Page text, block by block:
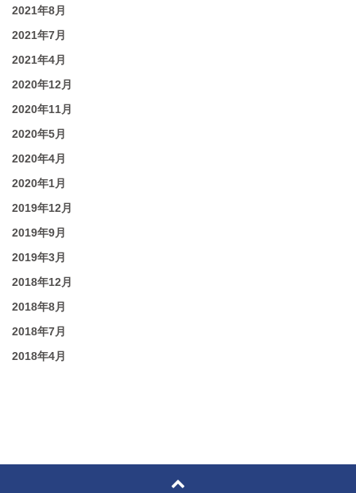
2021年8月
2021年7月
2021年4月
2020年12月
2020年11月
2020年5月
2020年4月
2020年1月
2019年12月
2019年9月
2019年3月
2018年12月
2018年8月
2018年7月
2018年4月